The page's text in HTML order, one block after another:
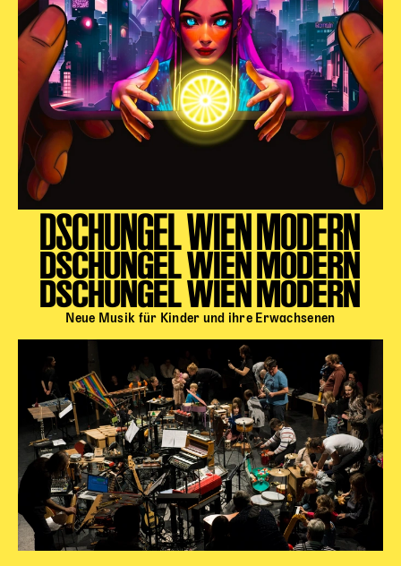
DSCHUNGEL WIEN MODERN
DSCHUNGEL WIEN MODERN
DSCHUNGEL WIEN MODERN
Neue Musik für Kinder und ihre Erwachsenen